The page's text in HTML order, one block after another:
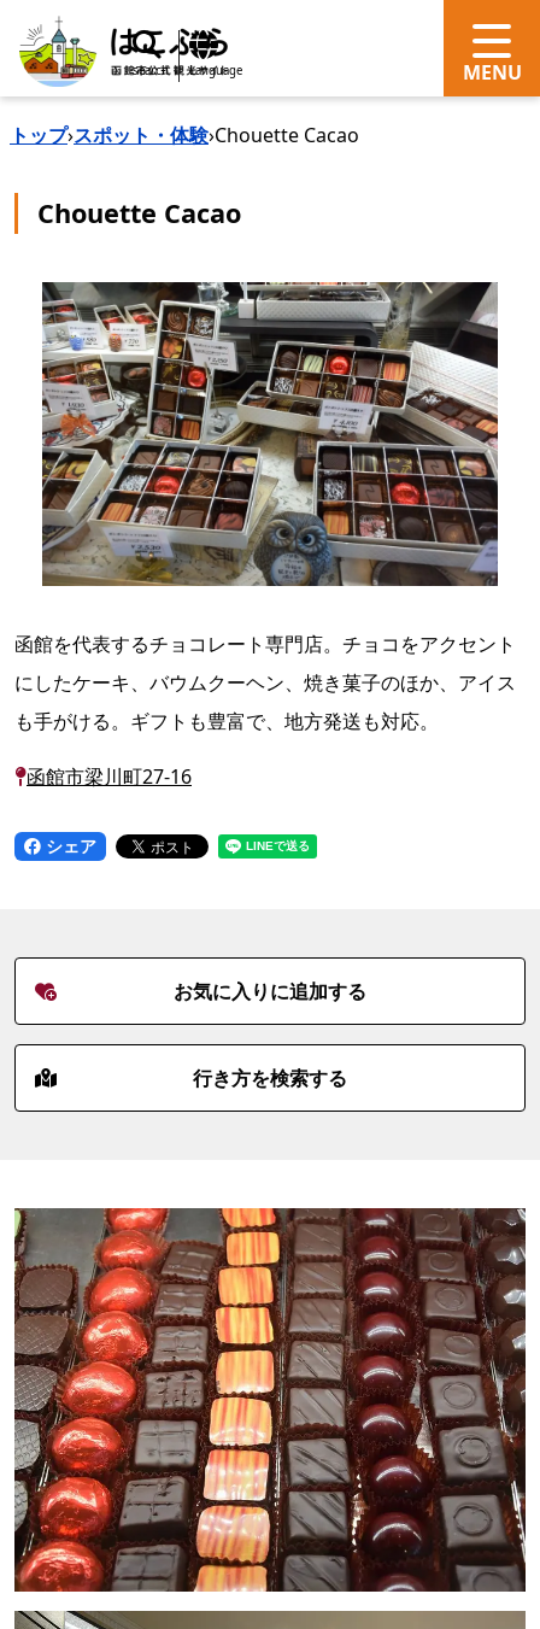
search Language
トップ›スポット・体験›Chouette Cacao
Chouette Cacao
函館を代表するチョコレート専門店。チョコをアクセント
にしたケーキ、バウムクーヘン、焼き菓子のほか、アイス
も手がける。ギフトも豊富で、地方発送も対応。
函館市梁川町27-16
シェア
お気に入りに追加する
行き方を検索する